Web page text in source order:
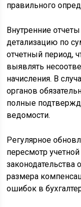
правильного
Внутренние
детализацию по
отчетный период,
выявлять
начисления. В
органов
полные
ведомости.
Регулярное
пересмотр
законодательства
размера
ошибок в